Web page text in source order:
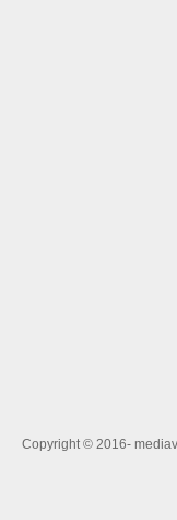
Copyright © 2016-